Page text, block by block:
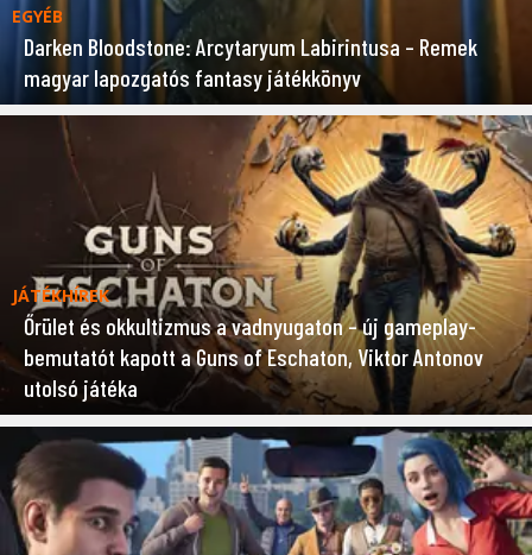
EGYÉB
Darken Bloodstone: Arcytaryum Labirintusa – Remek
magyar lapozgatós fantasy játékkönyv
JÁTÉKHÍREK
Őrület és okkultizmus a vadnyugaton – új gameplay-
bemutatót kapott a Guns of Eschaton, Viktor Antonov
utolsó játéka